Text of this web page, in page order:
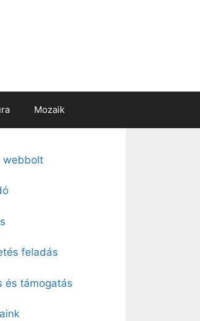
Mozaik
webbolt
feladás
és támogatás